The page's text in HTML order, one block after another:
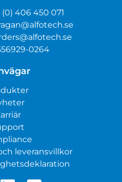
(0) 406 450 071
0264
leveransvillkor